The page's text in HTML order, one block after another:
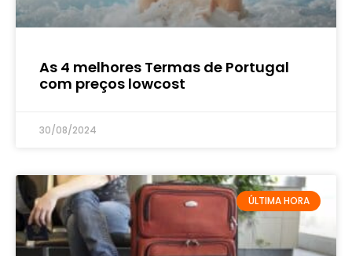
As 4 melhores Termas de Portugal
com preços lowcost
30/08/2024
ÚLTIMA HORA